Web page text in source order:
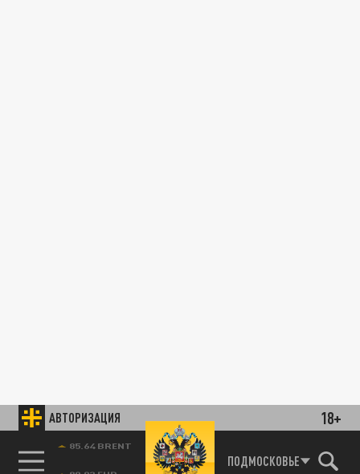
АВТОРИЗАЦИЯ 18+
ПОДМОСКОВЬЕ
ОБЩЕСТВО